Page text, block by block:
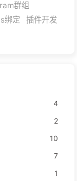
群组
绑定
插件开发
4
2
10
7
1